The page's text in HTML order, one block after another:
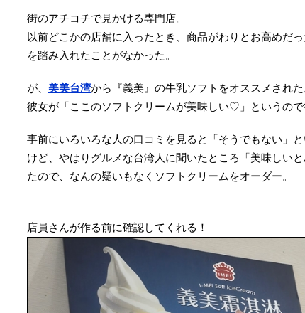
街のアチコチで見かける専門店。
以前どこかの店舗に入ったとき、商品がわりとお高めだ
を踏み入れたことがなかった。
が、 美美台湾から『義美』の牛乳ソフトをオススメされた
彼女が「ここのソフトクリームが美味しい♡」というので
事前にいろいろな人の口コミを見ると「そうでもない」と
けど、やはりグルメな台湾人に聞いたところ「美味しい
たので、なんの疑いもなくソフトクリームをオーダー。
店員さんが作る前に確認してくれる！